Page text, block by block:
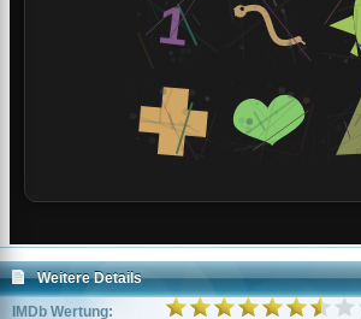
Weitere Details
IMDb Wertung: